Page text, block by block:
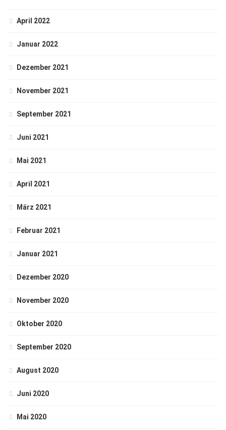
April 2022
Januar 2022
Dezember 2021
November 2021
September 2021
Juni 2021
Mai 2021
April 2021
März 2021
Februar 2021
Januar 2021
Dezember 2020
November 2020
Oktober 2020
September 2020
August 2020
Juni 2020
Mai 2020